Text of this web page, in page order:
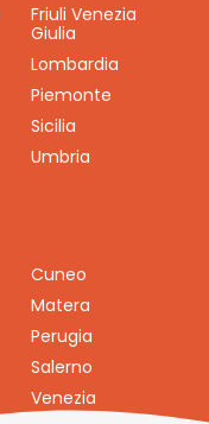
Friuli Venezia
Giulia
Lombardia
Piemonte
Sicilia
Umbria
Cuneo
Matera
Perugia
Salerno
Venezia